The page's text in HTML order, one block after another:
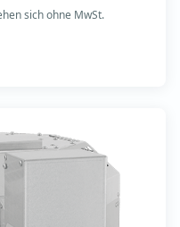
- Für Dauerbetrieb mit
mit Schutzgitter -
s...
sich ohne MwSt.